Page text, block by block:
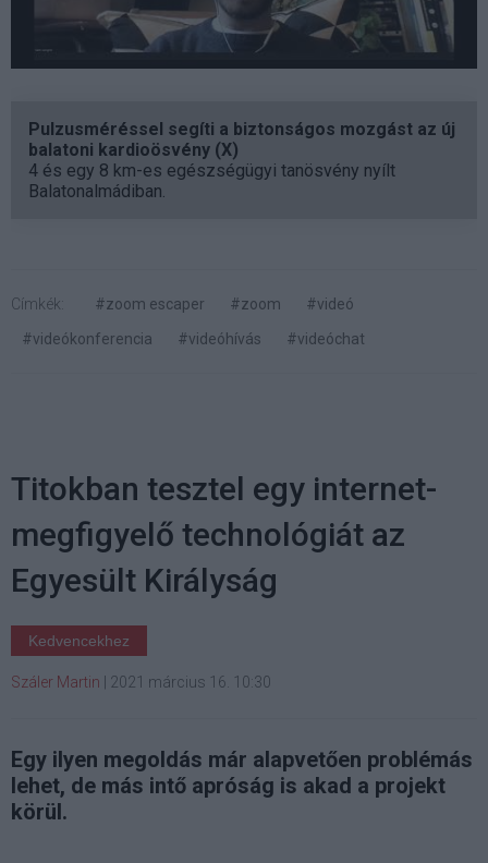
Pulzusméréssel segíti a biztonságos mozgást az új
balatoni kardioösvény (X)
4 és egy 8 km-es egészségügyi tanösvény nyílt
Balatonalmádiban.
Címkék: #zoom escaper #zoom
#videó
#videókonferencia
#videóhívás #videóchat
Titokban tesztel egy internet-
megfigyelő technológiát az
Egyesült Királyság
Kedvencekhez
Száler Martin 2021 március 16. 10:30
Egy ilyen megoldás már alapvetően problémás
lehet, de más intő apróság is akad a projekt
körül.